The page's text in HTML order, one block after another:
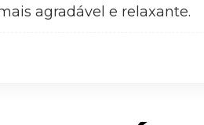
agradável e relaxante.